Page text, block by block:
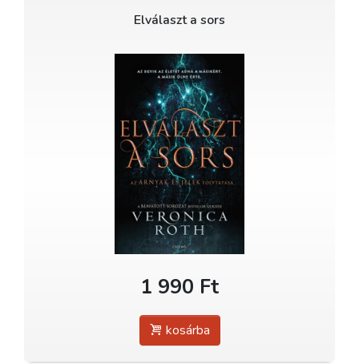
Elválaszt a sors
1 990 Ft
kosárba